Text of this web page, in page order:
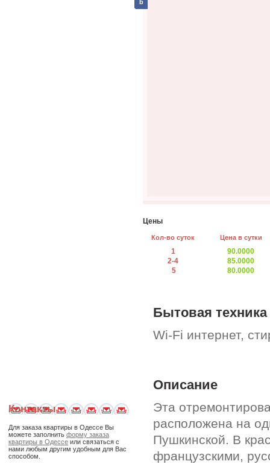
Контакты
Для заказа квартиры в Одессе Вы
можете заполнить форму заказа
квартиры в Одессе или связаться с
нами любым другим удобным для Вас
способом.
b
Цены
Кол-во суток Цена в сутки
1
2-4
5
90.0000
85.0000
80.0000
Бытовая техника
Wi-Fi интернет,
Описание
Эта
расположена на
Пушкинской. В
французскими,